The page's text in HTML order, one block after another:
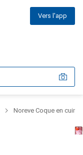
Vers l'app
Noreve Coque en cuir